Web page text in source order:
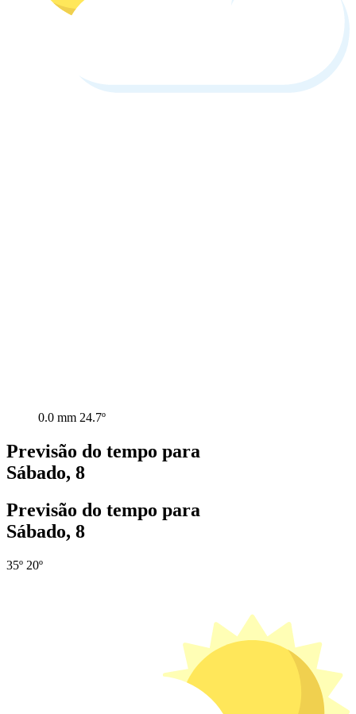
0.0 mm 24.7º
Previsão do tempo para
Sábado, 8
Previsão do tempo para
Sábado, 8
35º 20º